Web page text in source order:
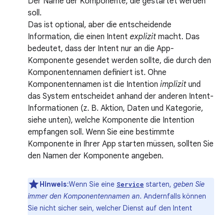
soll.
Das ist optional, aber die entscheidende
Information, die einen Intent explizit macht. Das
bedeutet, dass der Intent nur an die App-
Komponente gesendet werden sollte, die durch den
Komponentennamen definiert ist. Ohne
Komponentennamen ist die Intention implizit und
das System entscheidet anhand der anderen Intent-
Informationen (z. B. Aktion, Daten und Kategorie,
siehe unten), welche Komponente die Intention
empfangen soll. Wenn Sie eine bestimmte
Komponente in Ihrer App starten müssen, sollten Sie
den Namen der Komponente angeben.
Hinweis:Wenn Sie eine Service starten, geben Sie
immer den Komponentennamen an. Andernfalls können
Sie nicht sicher sein, welcher Dienst auf den Intent